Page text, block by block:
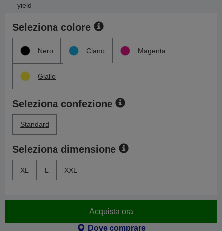
yield
Seleziona colore
Nero Ciano Magenta
Giallo
Seleziona confezione
Standard
Seleziona dimensione
XL L XXL
Acquista ora
Dove comprare